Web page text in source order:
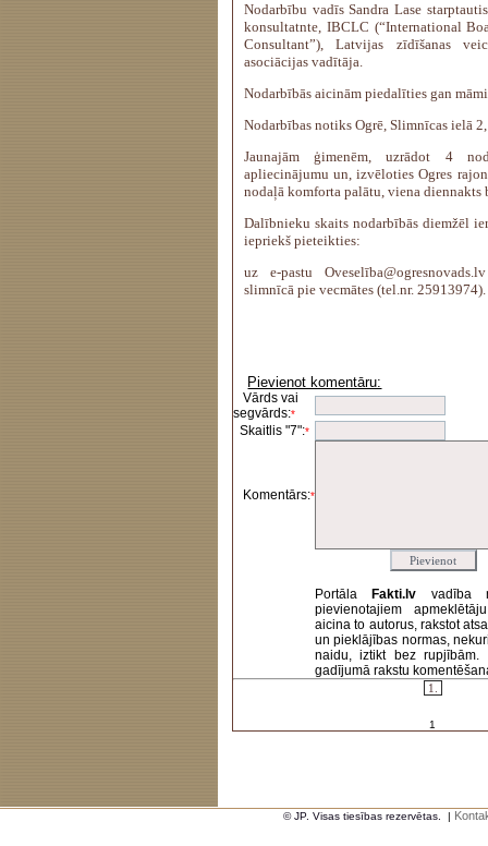
Nodarbību vadīs Sandra Lase
konsultatnte, IBCLC (“International
Consultant”), Latvijas zīdīšanas
asociācijas vadītāja.
Nodarbībās aicinām piedalīties gan
Nodarbības notiks Ogrē, Slimnīcas ielā
Jaunajām ģimenēm, uzrādot 4
apliecinājumu un, izvēloties Ogres
nodaļā komforta palātu, viena diennakts
Dalībnieku skaits nodarbībās diemžēl
iepriekš pieteikties:
uz e-pastu
slimnīcā pie vecmātes (tel.nr. 25913974).
Pievienot komentāru:
Vārds vai
segvārds:*
Skaitlis "7":*
Komentārs:*
Portāla Fakti.lv vadība
pievienotajiem
aicina to autorus, rakstot
un pieklājības normas,
naidu, iztikt bez rupjībām.
gadījumā rakstu
1.
1
© JP. Visas tiesības rezervētas. |